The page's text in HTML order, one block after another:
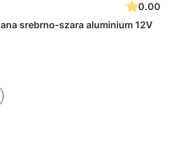
0.00
srebrno-szara aluminium 12V